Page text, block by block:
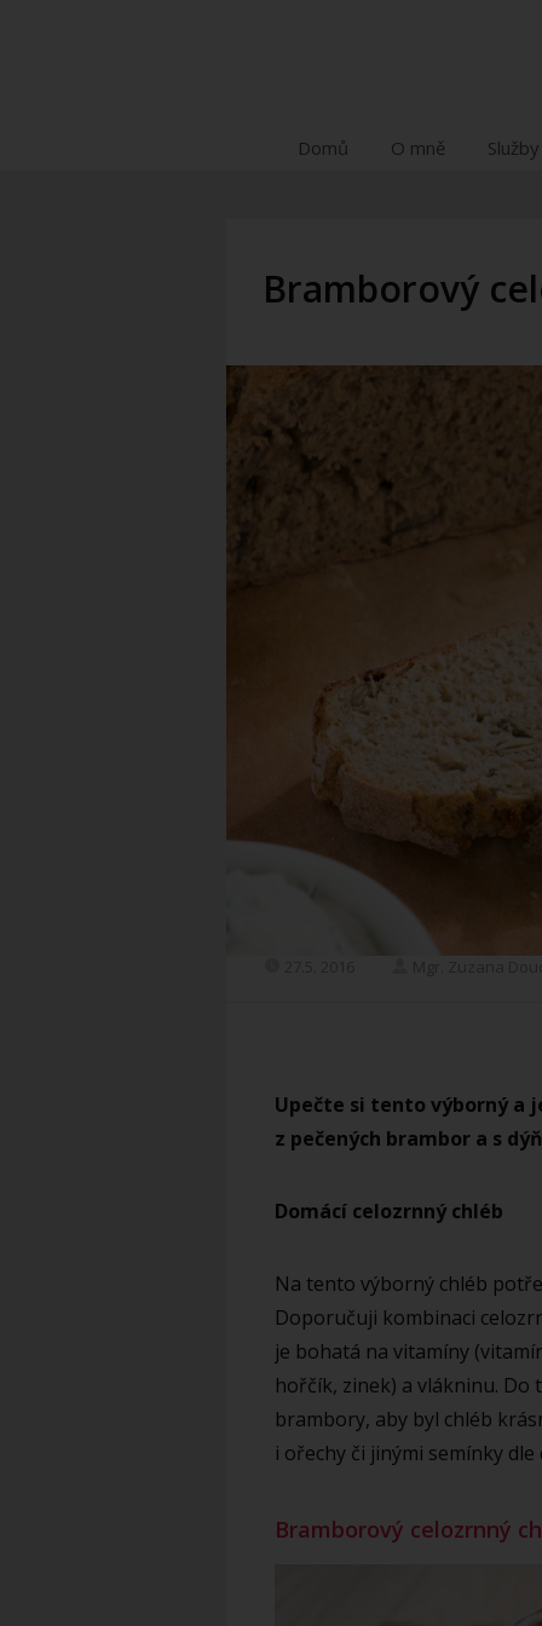
Domů O mně Služby
Bramborový
Upečte si tento výborný a
z pečených brambor a s
Domácí celozrnný chléb
Na tento výborný chléb
Doporučuji kombinaci
je bohatá na vitamíny
hořčík, zinek) a vlákninu. Do
brambory, aby byl chléb
i ořechy či jinými semínky dle
Bramborový celozrnný